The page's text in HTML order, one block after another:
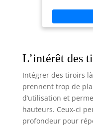
/ Kit complet :
83 x l. 4 x H.
L’intérêt des
Intégrer des tiroirs
prennent trop de
d’utilisation et
hauteurs. Ceux-ci
profondeur pour